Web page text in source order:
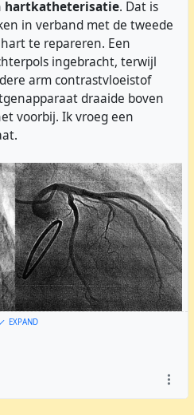
hartkatheterisatie. Dat is
in verband met de tweede
te repareren. Een
ingebracht, terwijl
arm contrastvloeistof
draaide boven
voorbij. Ik vroeg een
een andere hoek. Je ziet
hartslagader, zonder
Een mooie uitslag voor
EXPAND